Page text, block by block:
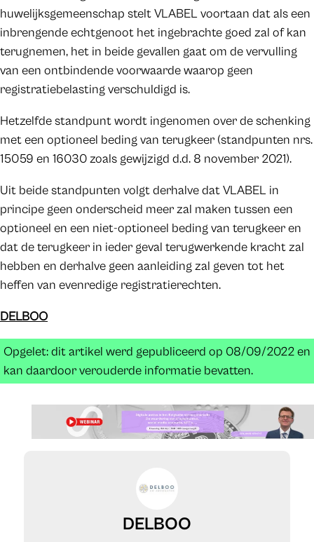
huwelijksgemeenschap stelt VLABEL voortaan dat als een
inbrengende echtgenoot het ingebrachte goed zal of kan
terugnemen, het in beide gevallen gaat om de vervulling
van een ontbindende voorwaarde waarop geen
registratiebelasting verschuldigd is.
Hetzelfde standpunt wordt ingenomen over de schenking
met een optioneel beding van terugkeer (standpunten nrs.
15059 en 16030 zoals gewijzigd d.d. 8 november 2021).
Uit beide standpunten volgt derhalve dat VLABEL in
principe geen onderscheid meer zal maken tussen een
optioneel en een niet-optioneel beding van terugkeer en
dat de terugkeer in ieder geval terugwerkende kracht zal
hebben en derhalve geen aanleiding zal geven tot het
heffen van evenredige registratierechten.
DELBOO
Opgelet: dit artikel werd gepubliceerd op 08/09/2022 en
kan daardoor verouderde informatie bevatten.
DELBOO